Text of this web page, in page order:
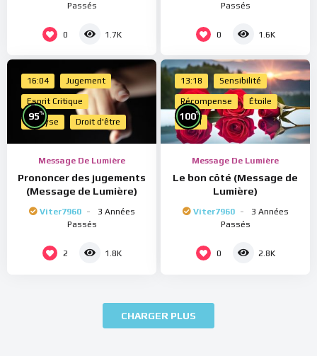
Passés
0 1.7K
Passés
0 1.6K
16:04 Jugement
Esprit Critique
Analyse Droit d'être
95%
Message De Lumière
Prononcer des jugements
(Message de Lumière)
Viter7960
3 Années
Passés
2 1.8K
13:18 Sensibilité
Récompense Étoile
Merci
100%
Message De Lumière
Le bon côté (Message de
Lumière)
Viter7960
3 Années
Passés
0 2.8K
CHARGER PLUS